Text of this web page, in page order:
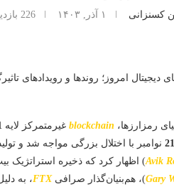
کسنزانی ۱ آذر, ۱۴۰۳ 226
دیجیتال امروز؛ روندها و رویدادهای
رمزارزها، blockchain غیرمتمرکز لایه
21 نوامبر با اختلال بزرگی مواجه شد و
Avik) اظهار کرد که ذخیره استراتژیک
Gary)، هم‌بنیان‌گذار صرافیFTX، به